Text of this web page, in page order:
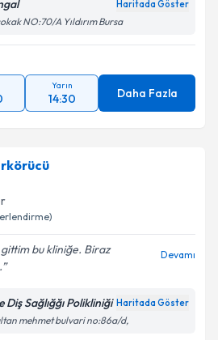
Haritada Göster
NO:70/A Yıldırım Bursa
Yarın
14:30 Daha Fazla
bu kliniğe. Biraz
Devamı
Sağlığğı Polikliniği Haritada Göster
mehmet bulvari no:86a/d,